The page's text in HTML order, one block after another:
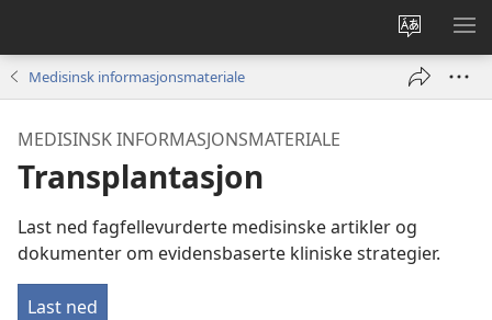
Endre
språk
VIS
Medisinsk informasjonsmateriale
MEDISINSK INFORMASJONSMATERIALE
Transplantasjon
Last ned fagfellevurderte medisinske artikler og
dokumenter om evidensbaserte kliniske strategier.
Last ned